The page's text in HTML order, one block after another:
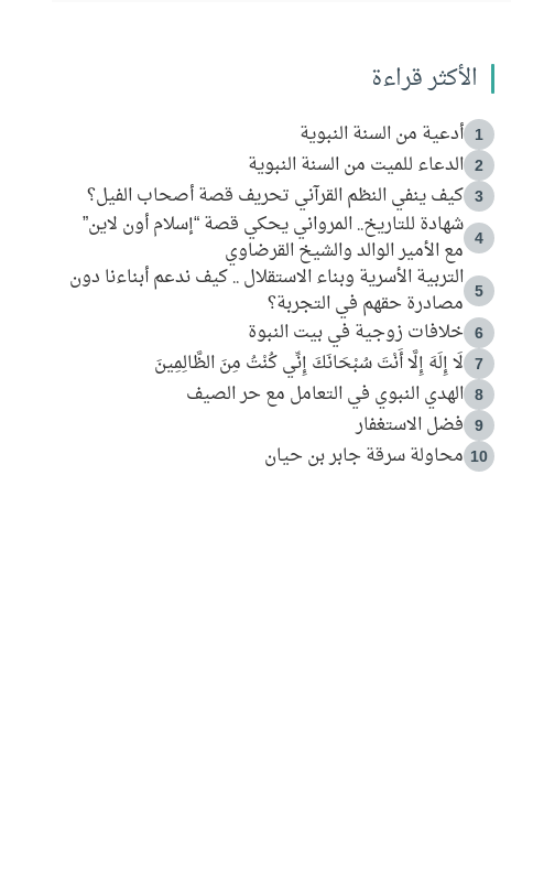
الأكثر قراءة
1 أدعية من السنة النبوية
2 الدعاء للميت من السنة النبوية
3 كيف ينفي النظم القرآني تحريف قصة أصحاب الفيل؟
4
شهادة للتاريخ.. المرواني يحكي قصة “إسلام أون لاين”
مع الأمير الوالد والشيخ القرضاوي
5
التربية الأسرية وبناء الاستقلال .. كيف ندعم أبناءنا دون
مصادرة حقهم في التجربة؟
6 خلافات زوجية في بيت النبوة
7 لَا إِلَهَ إِلَّا أَنْتَ سُبْحَانَكَ إِنِّي كُنْتُ مِنَ الظَّالِمِينَ
8 الهدي النبوي في التعامل مع حر الصيف
9 فضل الاستغفار
10 محاولة سرقة جابر بن حيان